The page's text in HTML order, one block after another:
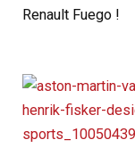
Renault Fuego !